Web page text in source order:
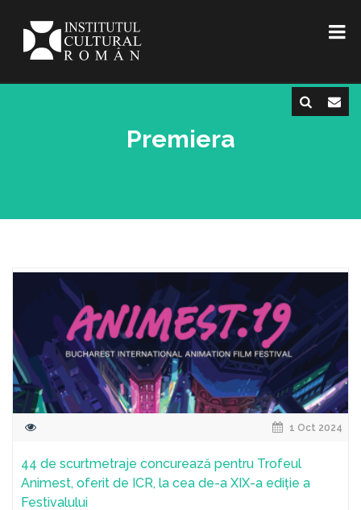
Premiera
1 Oct 2024
44 de scurtmetraje concurează pentru Trofeul
Animest, oferit de ICR, la cea de-a XIX-a ediție a
Festivalului